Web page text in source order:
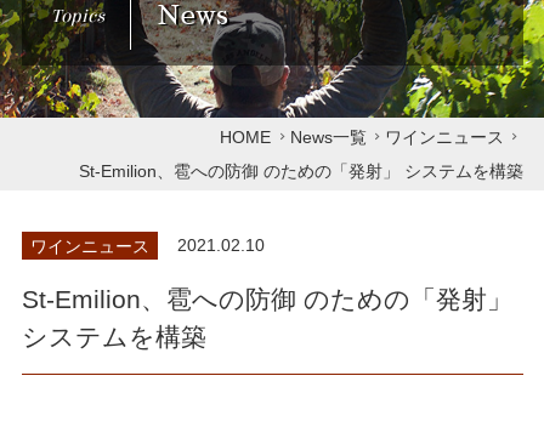
Topics News
HOME News一覧
ワインニュース
St-Emilion、雹への防御 のための「発射」 システムを構築
ワインニュース 2021.02.10
St-Emilion、雹への防御 のための「発射」
システムを構築